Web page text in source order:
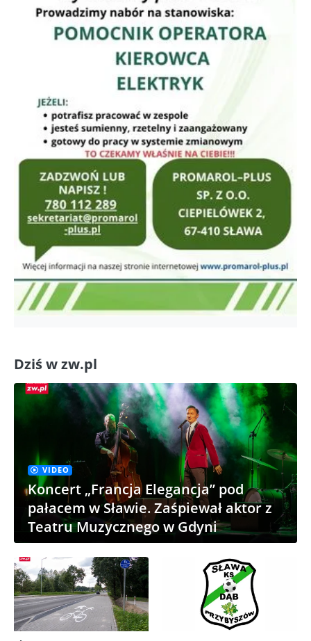
Dziś w zw.pl
VIDEO
Koncert „Francja Elegancja” pod
pałacem w Sławie. Zaśpiewał aktor z
Teatru Muzycznego w Gdyni